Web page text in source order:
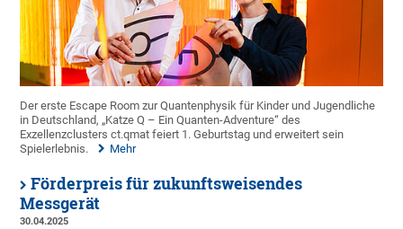
Der erste Escape Room zur Quantenphysik für Kinder und Jugendliche
in Deutschland, „Katze Q – Ein Quanten-Adventure“ des
Exzellenzclusters ct.qmat feiert 1. Geburtstag und erweitert sein
Spielerlebnis.
Mehr
Förderpreis für zukunftsweisendes
Messgerät
30.04.2025